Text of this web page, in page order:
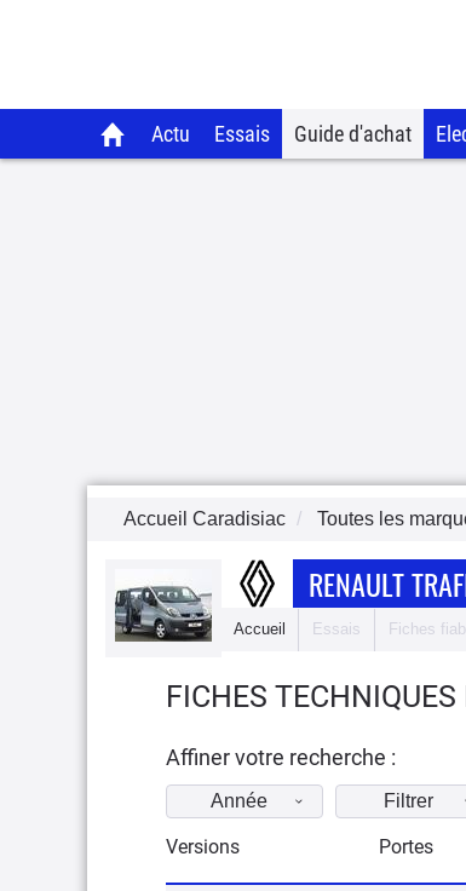
Actu Essais Guide d'achat
Accueil Caradisiac Toutes les
RENAULT
Accueil Essais Fiches
FICHES
Affiner votre recherche :
Année Filtrer
Versions Portes